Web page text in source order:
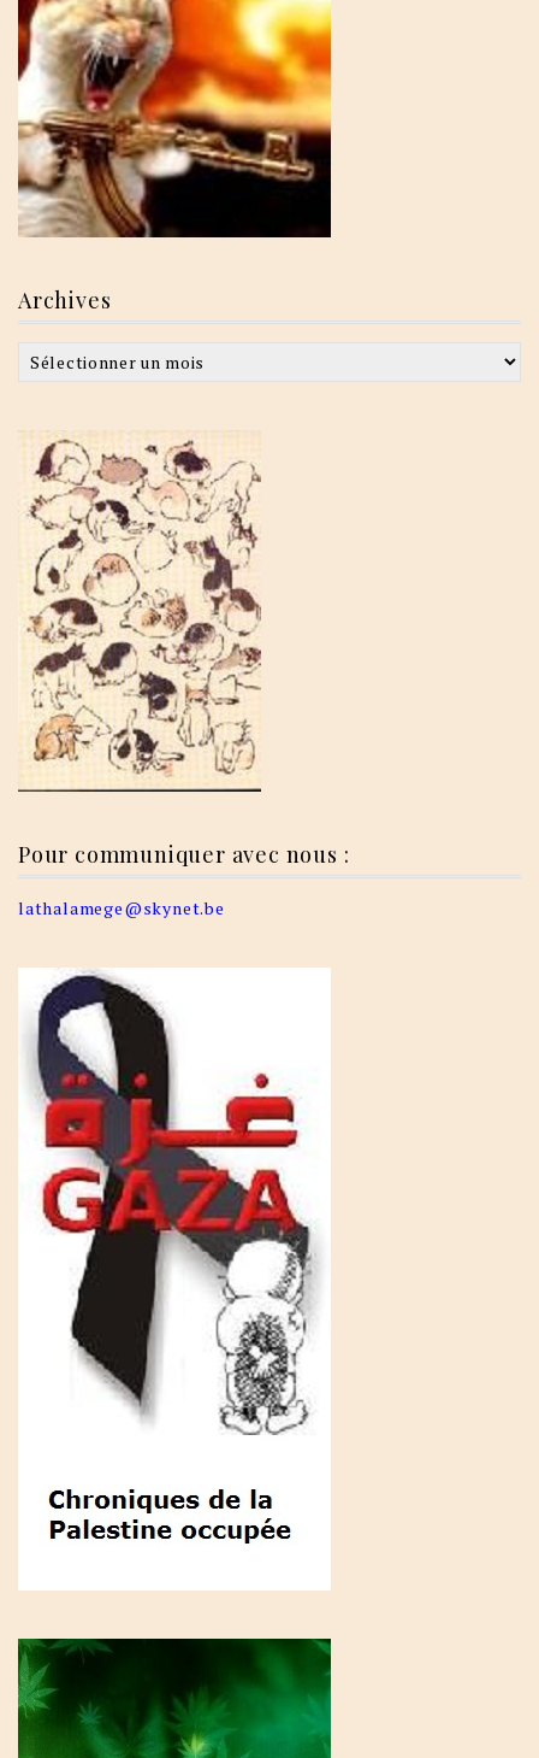
Archives
Archives
Pour communiquer avec nous :
lathalamege@skynet.be